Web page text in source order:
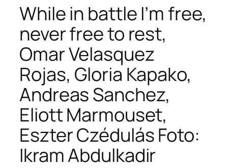
While in battle I’m free,
never free to rest,
Omar Velasquez
Rojas, Gloria Kapako,
Andreas Sanchez,
Eliott Marmouset,
Eszter Czédulás Foto:
Ikram Abdulkadir